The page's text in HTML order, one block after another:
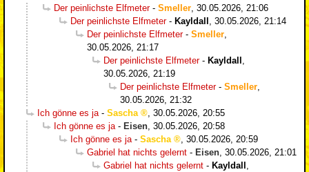
Der peinlichste Elfmeter- Smeller 30.05.2026, 21:06
Der peinlichste Elfmeter- Kayldall
30.05.2026, 21:14
Der peinlichste Elfmeter- Smeller
30.05.2026, 21:17
Der peinlichste Elfmeter- Kayldall
30.05.2026, 21:19
Der peinlichste Elfmeter- Smeller
30.05.2026, 21:32
Ich gönne es ja - Sascha
30.05.2026, 20:55
Ich gönne es ja - Eisen 30.05.2026, 20:58
Ich gönne es ja - Sascha
30.05.2026, 20:59
Gabriel hat nichts gelernt - Eisen 30.05.2026, 21:01
Gabriel hat nichts gelernt - Kayldall